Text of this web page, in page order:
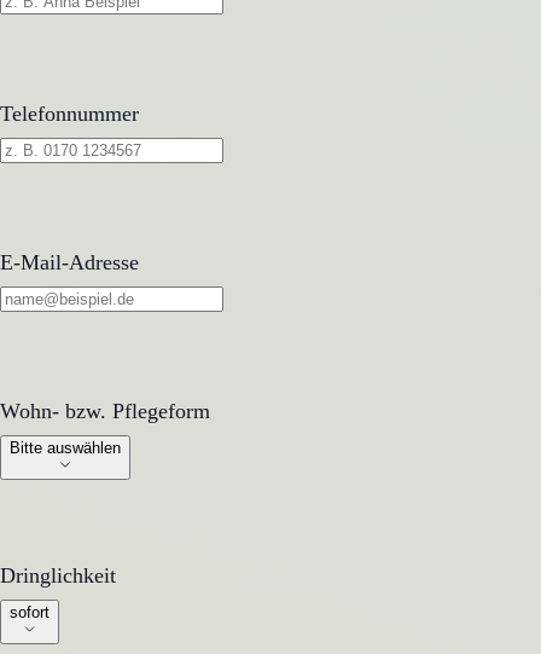
Telefonnummer
E-Mail-Adresse
Wohn- bzw. Pflegeform
Wohn- bzw. Pflegeform
Bitte auswählen
Dringlichkeit
Dringlichkeit
sofort